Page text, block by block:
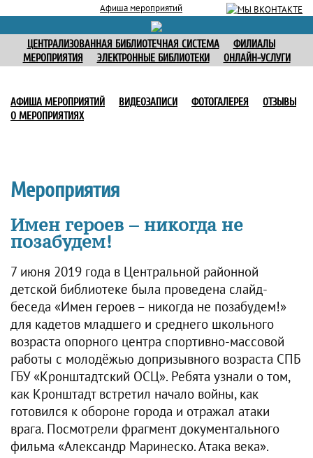
Афиша мероприятий
ЦЕНТРАЛИЗОВАННАЯ БИБЛИОТЕЧНАЯ СИСТЕМА
ФИЛИАЛЫ
МЕРОПРИЯТИЯ
ЭЛЕКТРОННЫЕ БИБЛИОТЕКИ ОНЛАЙН-УСЛУГИ
АФИША МЕРОПРИЯТИЙ ВИДЕОЗАПИСИ ФОТОГАЛЕРЕЯ
ОТЗЫВЫ
О МЕРОПРИЯТИЯХ
Мероприятия
Имен героев – никогда не
позабудем!
7 июня 2019 года в Центральной районной
детской библиотеке была проведена слайд-
беседа «Имен героев – никогда не позабудем!»
для кадетов младшего и среднего школьного
возраста опорного центра спортивно-массовой
работы с молодёжью допризывного возраста СПБ
ГБУ «Кронштадтский ОСЦ». Ребята узнали о том,
как Кронштадт встретил начало войны, как
готовился к обороне города и отражал атаки
врага. Посмотрели фрагмент документального
фильма «Александр Маринеско. Атака века».